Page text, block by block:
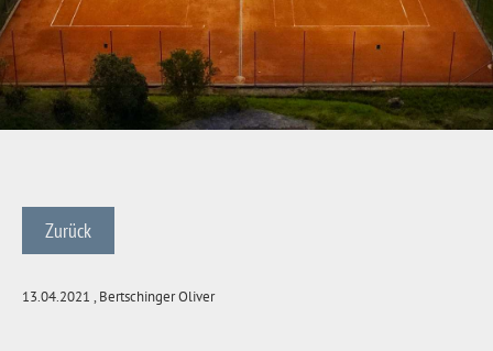
Zurück
13.04.2021 , Bertschinger Oliver